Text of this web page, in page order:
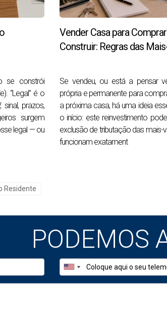
antigas ou problemas visíveis;
que travem a venda.
subestimam. A venda não bloqueia
que ficou numa gaveta ou numa
deve acontecer antes de anunciar o
Porque é importante
Sem acesso rápido, perde visitas e
se constrói
“Legal” é o
prazos,
surgem
legal — ou
Vender Casa para
Construir: Regras das
Se vendeu, ou está a pensar
própria e permanente para
a próxima casa, há uma ideia
o início: este reinvestimento
exclusão de tributação das mais-
funcionam exatament
Residente
PODEMOS